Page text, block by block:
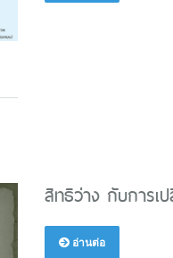
สิทธิว่าง กับการเ
อ่านต่อ